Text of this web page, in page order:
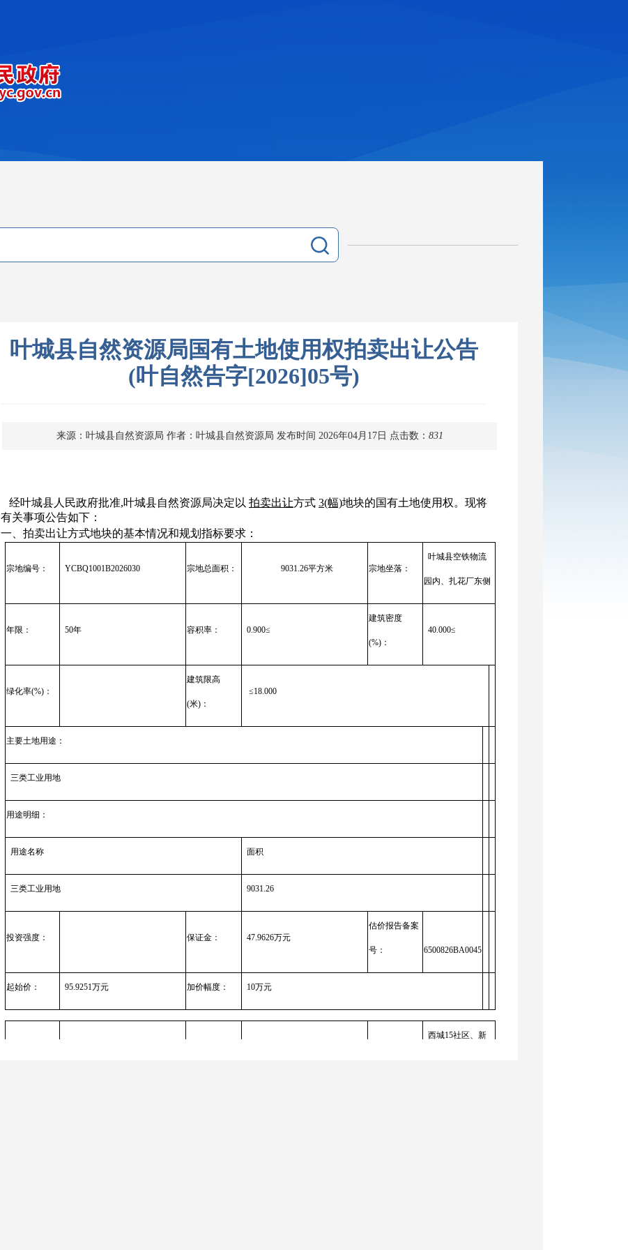
叶城县自然资源局国有土地使用权拍卖出让公告
(叶自然告字[2026]05号)
来源：叶城县自然资源局 作者：叶城县自然资源局 发布时间 2026年04月17日 点击数： 831
经叶城县人民政府批准,叶城县自然资源局决定以 拍卖出让方式 3(幅)地块的国有土地使用权。现将
有关事项公告如下：
一、拍卖出让方式地块的基本情况和规划指标要求：
宗地编号： YCBQ1001B2026030 宗地总面积： 9031.26平方米 宗地坐落：
叶城县空铁物流
园内、扎花厂东侧
年限： 50年 容积率： 0.900≤
建筑密度
(%)：
40.000≤
绿化率(%)：
建筑限高
(米)：
≤18.000
主要土地用途：
三类工业用地
用途明细：
用途名称 面积
三类工业用地 9031.26
投资强度： 保证金： 47.9626万元
估价报告备案
号： 6500826BA0045
起始价： 95.9251万元 加价幅度： 10万元
西城15社区、新